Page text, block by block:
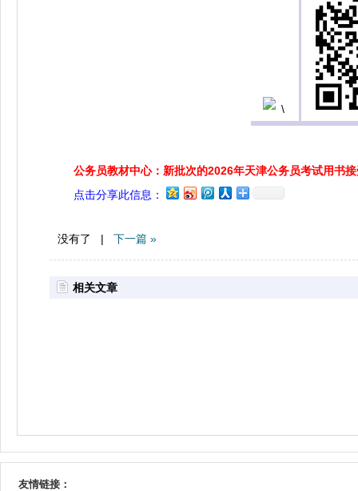
公务员教材中心：新批次的2026年天津公务员考试用书
点击分享此信息：
没有了 | 下一篇 »
相关文章
友情链接：